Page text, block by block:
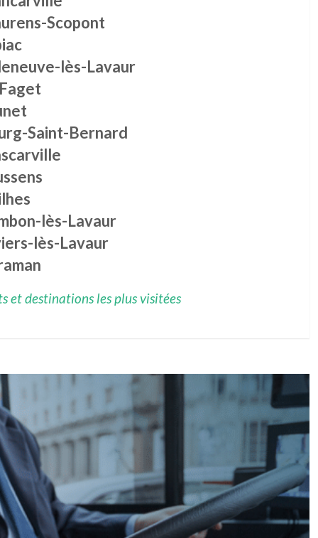
Scopont
lès-Lavaur
Saint-Bernard
lès-Lavaur
lès-Lavaur
et destinations les plus visitées